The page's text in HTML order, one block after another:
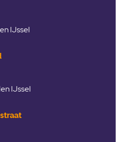
IJssel
IJssel